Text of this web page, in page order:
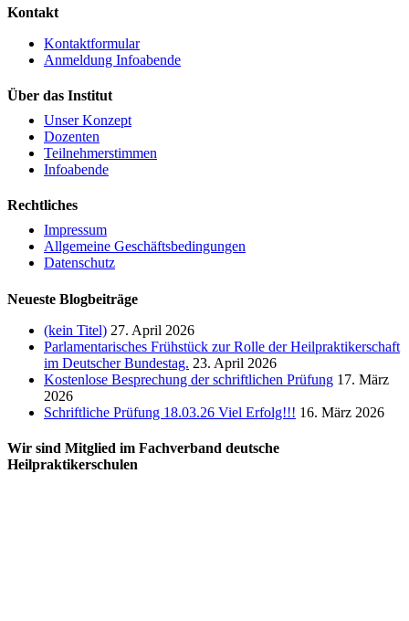
Kontakt
Kontaktformular
Anmeldung Infoabende
Über das Institut
Unser Konzept
Dozenten
Teilnehmerstimmen
Infoabende
Rechtliches
Impressum
Allgemeine Geschäftsbedingungen
Datenschutz
Neueste Blogbeiträge
(kein Titel) 27. April 2026
Parlamentarisches Frühstück zur Rolle der Heilpraktikerschaft
im Deutscher Bundestag. 23. April 2026
Kostenlose Besprechung der schriftlichen Prüfung 17. März
2026
Schriftliche Prüfung 18.03.26 Viel Erfolg!!! 16. März 2026
Wir sind Mitglied im Fachverband deutsche
Heilpraktikerschulen